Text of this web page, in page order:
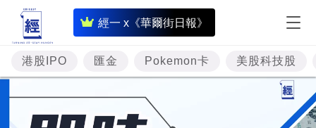
經一 x《華爾街日報》
即
時
財
經
專
題
港股IPO 匯金 Pokemon卡 美股科技股